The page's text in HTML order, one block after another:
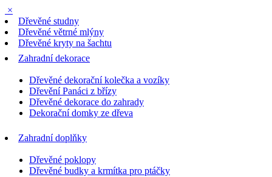
×
Dřevěné studny
Dřevěné větrné mlýny
Dřevěné kryty na šachtu
Zahradní dekorace
Dřevěné dekorační kolečka a vozíky
Dřevění Panáci z břízy
Dřevěné dekorace do zahrady
Dekorační domky ze dřeva
Zahradní doplňky
Dřevěné poklopy
Dřevěné budky a krmítka pro ptáčky